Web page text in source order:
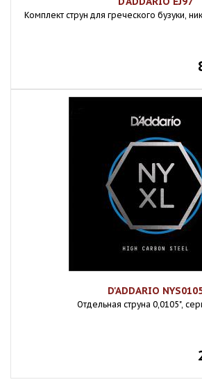
Комплект струн для греческого бузуки,
D'ADDARIO
Отдельная струна 0,0105",